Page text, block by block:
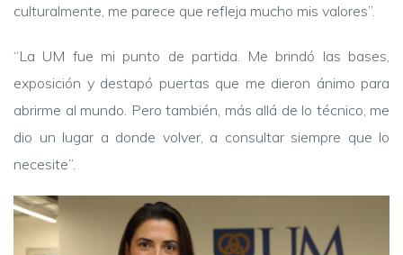
culturalmente, me parece que refleja mucho mis valores”.
“La UM fue mi punto de partida. Me brindó las bases,
exposición y destapó puertas que me dieron ánimo para
abrirme al mundo. Pero también, más allá de lo técnico, me
dio un lugar a donde volver, a consultar siempre que lo
necesite”.